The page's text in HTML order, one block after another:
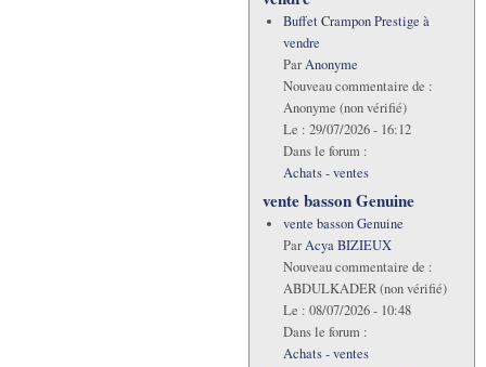
Buffet Crampon Prestige à
vendre
ParAnonyme
Nouveau commentaire de :
Anonyme (non vérifié)
Le : 29/07/2026 - 16:12
Dans le forum :
Achats - ventes
vente basson Genuine
vente basson Genuine
ParAcya BIZIEUX
Nouveau commentaire de :
ABDULKADER (non vérifié)
Le : 08/07/2026 - 10:48
Dans le forum :
Achats - ventes